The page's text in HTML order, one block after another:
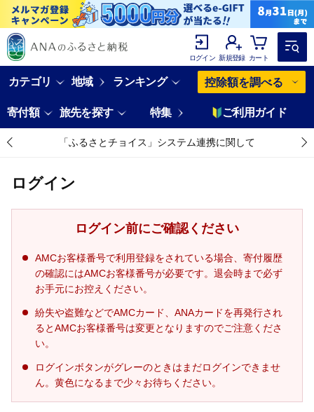
ログイン 新規登録 カート
カテゴリ 地域 ランキング 控除額を調べる
寄付額 旅先を探す 特集 ご利用ガイド
「ふるさとチョイス」システム連携に関して
ログイン
ログイン前にご確認ください
AMCお客様番号で利用登録をされている場合、寄付履歴
の確認にはAMCお客様番号が必要です。退会時まで必ず
お手元にお控えください。
紛失や盗難などでAMCカード、ANAカードを再発行され
るとAMCお客様番号は変更となりますのでご注意くださ
い。
ログインボタンがグレーのときはまだログインできませ
ん。黄色になるまで少々お待ちください。